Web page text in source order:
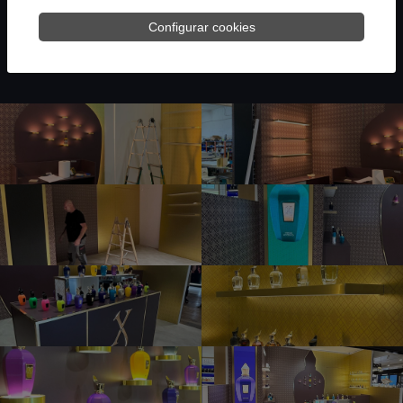
única, y por eso diseñamos experiencias a medida
que conectan con el público desde el primer
Configurar cookies